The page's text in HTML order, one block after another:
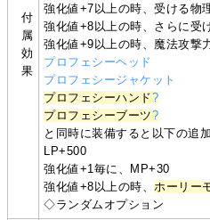
付
属
効
果
強化値+7以上の時、受ける物
強化値+8以上の時、さらに受
強化値+9以上の時、魔法攻撃
プロフェシーヘッド
プロフェシージャケット
プロフェシーハンド?
プロフェシーブーツ?
と同時に装備すると以下の追
LP+500
強化値+1毎に、MP+30
強化値+8以上の時、 ホーリー
◇ランダムオプション